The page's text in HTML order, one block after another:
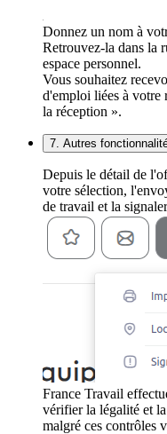
Donnez un nom à
Retrouvez-la dans la
espace personnel.
Vous souhaitez
d'emploi liées à votre
la réception ».
7. Autres
Depuis le détail de
votre sélection,
de travail et la
France Travail
vérifier la légalité et
malgré ces contrôles